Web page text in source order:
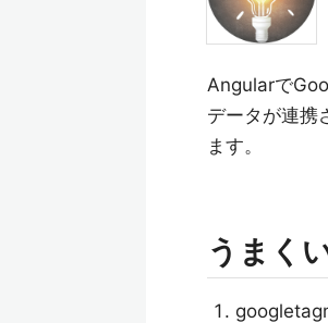
Angularで
データが連携
ます。
うまく